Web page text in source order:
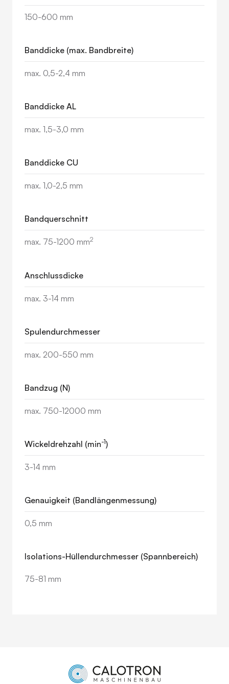
150-600 mm
Banddicke (max. Bandbreite)
max. 0,5-2,4 mm
Banddicke AL
max. 1,5-3,0 mm
Banddicke CU
max. 1,0-2,5 mm
Bandquerschnitt
max. 75-1200 mm2
Anschlussdicke
max. 3-14 mm
Spulendurchmesser
max. 200-550 mm
Bandzug (N)
max. 750-12000 mm
Wickeldrehzahl (min-1)
3-14 mm
Genauigkeit (Bandlängenmessung)
0,5 mm
Isolations-Hüllendurchmesser (Spannbereich)
75-81 mm